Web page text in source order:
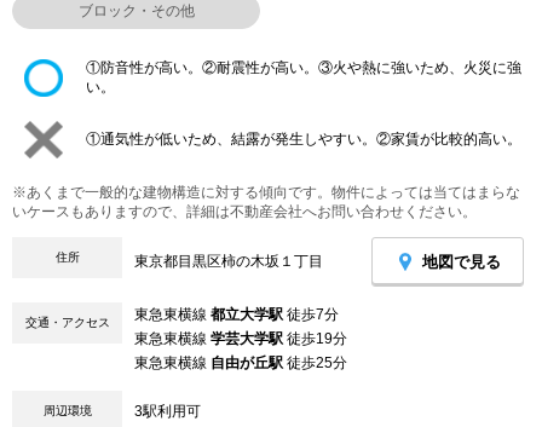
ブロック・その他
①防音性が高い。②耐震性が高い。③火や熱に強いため、火災に強
い。
①通気性が低いため、結露が発生しやすい。②家賃が比較的高い。
※あくまで一般的な建物構造に対する傾向です。物件によっては当てはまらな
いケースもありますので、詳細は不動産会社へお問い合わせください。
住所 東京都目黒区柿の木坂１丁目 地図で見る
交通・アクセス 東急東横線 都立大学駅 徒歩7分
東急東横線 学芸大学駅 徒歩19分
東急東横線 自由が丘駅 徒歩25分
周辺環境 3駅利用可